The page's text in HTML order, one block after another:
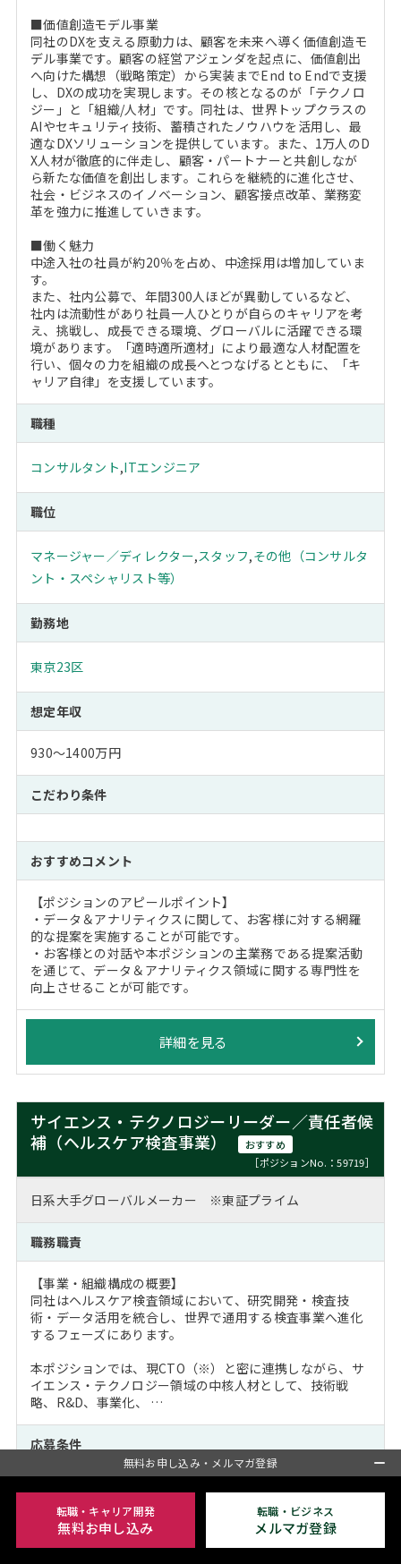
■価値創造モデル事業
同社のDXを支える原動力は、顧客を未来へ導く価値創造モ
デル事業です。顧客の経営アジェンダを起点に、価値創出
へ向けた構想（戦略策定）から実装までEnd to Endで支援
し、DXの成功を実現します。その核となるのが「テクノロ
ジー」と「組織/人材」です。同社は、世界トップクラスの
AIやセキュリティ技術、蓄積されたノウハウを活用し、最
適なDXソリューションを提供しています。また、1万人のD
X人材が徹底的に伴走し、顧客・パートナーと共創しなが
ら新たな価値を創出します。これらを継続的に進化させ、
社会・ビジネスのイノベーション、顧客接点改革、業務変
革を強力に推進していきます。
■働く魅力
中途入社の社員が約20％を占め、中途採用は増加していま
す。
また、社内公募で、年間300人ほどが異動しているなど、
社内は流動性があり社員一人ひとりが自らのキャリアを考
え、挑戦し、成長できる環境、グローバルに活躍できる環
境があります。「適時適所適材」により最適な人材配置を
行い、個々の力を組織の成長へとつなげるとともに、「キ
ャリア自律」を支援しています。
職種
コンサルタント,ITエンジニア
職位
マネージャー／ディレクター,スタッフ,その他（コンサルタ
ント・スペシャリスト等）
勤務地
東京23区
想定年収
930～1400万円
こだわり条件
おすすめコメント
【ポジションのアピールポイント】
・データ＆アナリティクスに関して、お客様に対する網羅
的な提案を実施することが可能です。
・お客様との対話や本ポジションの主業務である提案活動
を通じて、データ＆アナリティクス領域に関する専門性を
向上させることが可能です。
詳細を見る
サイエンス・テクノロジーリーダー／責任者候
補（ヘルスケア検査事業）
おすすめ
［ポジションNo.：59719］
日系大手グローバルメーカー ※東証プライム
職務職責
【事業・組織構成の概要】
同社はヘルスケア検査領域において、研究開発・検査技
術・データ活用を統合し、世界で通用する検査事業へ進化
するフェーズにあります。
本ポジションでは、現CTO（※）と密に連携しながら、サ
イエンス・テクノロジー領域の中核人材として、技術戦
略、R&D、事業化、 …
応募条件
【MUST】
・生命科学、医療、バイオインフォマティクス、検査、創
薬、医療機器、デジタルヘルス等のいずれかの領域におけ
る研究開発・技術開発・事業化経験
無料お申し込み・メルマガ登録
転職・キャリア開発
無料お申し込み
転職・ビジネス
メルマガ登録